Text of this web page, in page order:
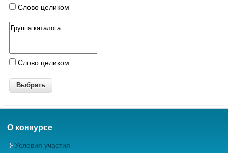
Слово целиком
Слово целиком
О конкурсе
Условия участия